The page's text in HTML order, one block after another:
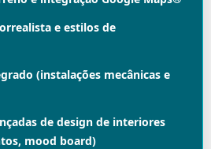
e estilos de
(instalações mecânicas e
de design de interiores
mood board)